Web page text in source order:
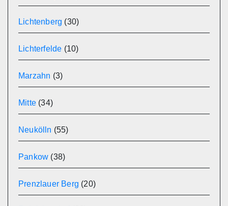
Lichtenberg (30)
Lichterfelde (10)
Marzahn (3)
Mitte (34)
Neukölln (55)
Pankow (38)
Prenzlauer Berg (20)